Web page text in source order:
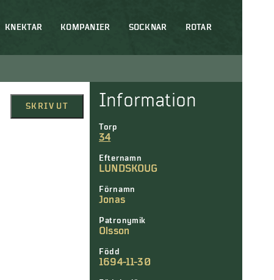
KNEKTAR KOMPANIER SOCKNAR ROTAR
SKRIV UT Information
Torp
34
Efternamn
LUNDSKOUG
Förnamn
Jonas
Patronymik
Olsson
Född
1694-11-30